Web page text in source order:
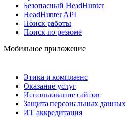
Безопасный HeadHunter
HeadHunter API
Поиск работы
Поиск по резюме
Мобильное приложение
Этика и комплаенс
Оказание услуг
Использование сайтов
Защита персональных данных
ИТ аккредитация